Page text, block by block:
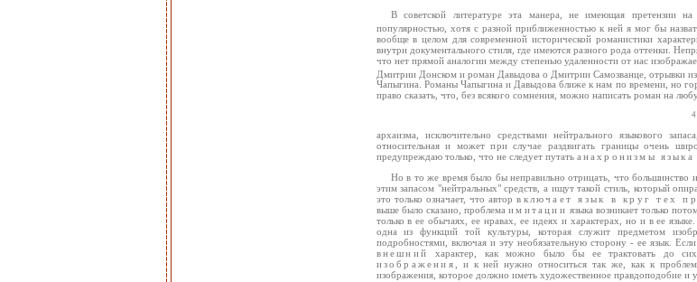
В советской литературе эта манера, не имеющая претензии
популярностью, хотя с разной приближенностью к ней я мог бы
вообще в целом для современной исторической романистики
внутри документального стиля, где имеются разного рода оттенки.
что нет прямой аналогии между степенью удаленности от нас
Дмитрии Донском и роман Давыдова о Дмитрии Самозванце, отрывки
Чапыгина. Романы Чапыгина и Давыдова ближе к нам по времени, но
право сказать, что, без всякого сомнения, можно написать роман на
архаизма, исключительно средствами нейтрального языкового
относительная и может при случае раздвигать границы очень
предупреждаю только, что не следует путать анахронизмы
Но в то же время было бы неправильно отрицать, что большинство
этим запасом "нейтральных" средств, а ищут такой стиль, который
это только означает, что авторвключает язык в круг тех
выше было сказано, проблемаимитации языка возникает только
только в ее обычаях, ее нравах, ее идеях и характерах, но и в ее
одна из функций той культуры, которая служит предметом
подробностями, включая и эту необязательную сторону - ее язык.
внешний
характер, как можно было бы ее трактовать до
изображения
, и к ней нужно относиться так же, как к
изображения, которое должно иметь художественное правдоподобие и